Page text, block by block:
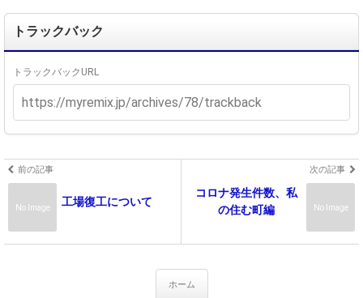
トラックバック
トラックバックURL
前の記事
No Image 工場復工について
次の記事
No Image
コロナ発生件数、私
の住む町編
ホーム